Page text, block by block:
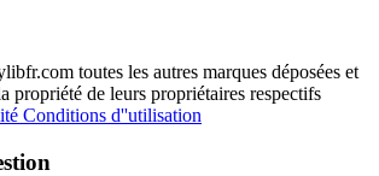
toutes les autres marques déposées et
propriété de leurs propriétaires respectifs
Conditions d''utilisation